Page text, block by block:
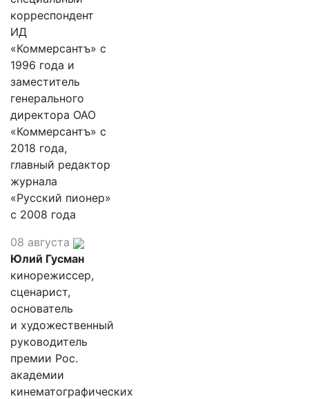
корреспондент
ИД
«Коммерсантъ» с
1996 года и
заместитель
генерального
директора ОАО
«Коммерсантъ» с
2018 года,
главный редактор
журнала
«Русский пионер»
с 2008 года
08 августа
Юлий Гусман
кинорежиссер,
сценарист,
основатель
и художественный
руководитель
премии Рос.
академии
кинематографических